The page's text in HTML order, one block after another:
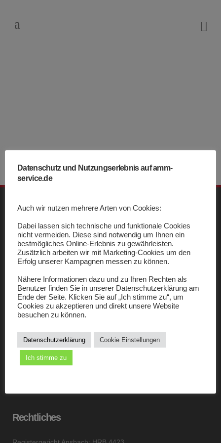
Impressum
Triesdorf Bahnhof 32
91732 Merkendorf
Telefax: +49 (0) 9826 659587 - 9
Rechtliches
Datenschutz und Nutzungserlebnis auf amm-
service.de
Auch wir nutzen mehrere Arten von Cookies:
Dabei lassen sich technische und funktionale Cookies
nicht vermeiden. Diese sind notwendig um Ihnen ein
bestmögliches Online-Erlebnis zu gewährleisten.
Zusätzlich arbeiten wir mit Marketing-Cookies um den
Erfolg unserer Kampagnen messen zu können.
Nähere Informationen dazu und zu Ihren Rechten als
Benutzer finden Sie in unserer Datenschutzerklärung am
Ende der Seite. Klicken Sie auf „Ich stimme zu“, um
Cookies zu akzeptieren und direkt unsere Website
besuchen zu können.
Datenschutzerklärung Cookie Einstellungen
Ich stimme zu